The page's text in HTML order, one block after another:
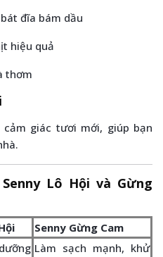
đĩa bám dầu
hiệu quả
thơm
giác tươi mới, giúp bạn
Lô Hội và Gừng
Senny Gừng Cam
Làm sạch mạnh, khử